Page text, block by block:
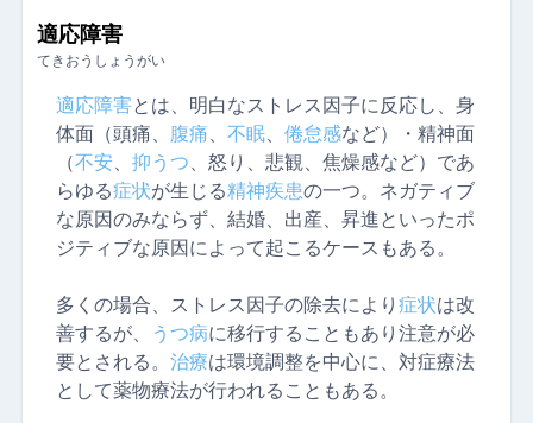
適応障害
てきおうしょうがい
適応障害とは、明白なストレス因子に反応し、身
体面（頭痛、 腹痛、 不眠、 倦怠感など）・精神面
（不安、 抑うつ、怒り、悲観、焦燥感など）であ
らゆる症状が生じる精神疾患の一つ。ネガティブ
な原因のみならず、結婚、出産、昇進といったポ
ジティブな原因によって起こるケースもある。
多くの場合、ストレス因子の除去により症状は改
善するが、
うつ病に移行することもあり注意が必
要とされる。 治療は環境調整を中心に、対症療法
として薬物療法が行われることもある。